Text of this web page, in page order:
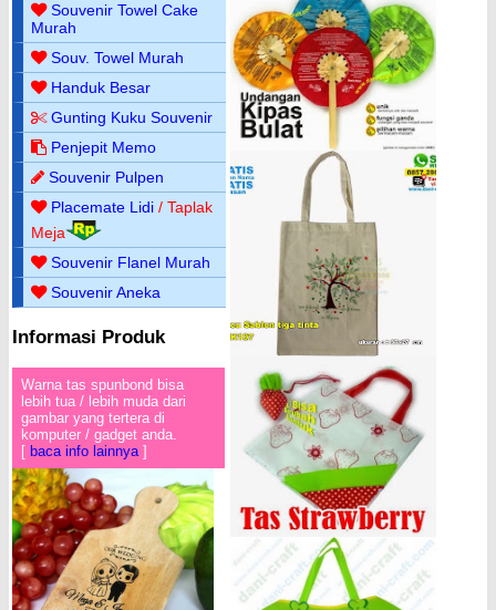
Souvenir Towel Cake
Murah
Souv. Towel Murah
Handuk Besar
Gunting Kuku Souvenir
Penjepit Memo
Souvenir Pulpen
Placemate Lidi / Taplak
Meja
Souvenir Flanel Murah
Souvenir Aneka
Informasi Produk
Warna tas spunbond bisa
lebih tua / lebih muda dari
gambar yang tertera di
komputer / gadget anda.
[ baca info lainnya ]